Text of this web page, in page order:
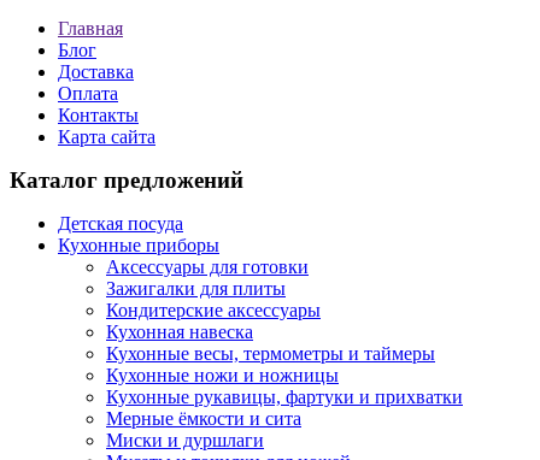
Главная
Блог
Доставка
Оплата
Контакты
Карта сайта
Каталог предложений
Детская посуда
Кухонные приборы
Аксессуары для готовки
Зажигалки для плиты
Кондитерские аксессуары
Кухонная навеска
Кухонные весы, термометры и таймеры
Кухонные ножи и ножницы
Кухонные рукавицы, фартуки и прихватки
Мерные ёмкости и сита
Миски и дуршлаги